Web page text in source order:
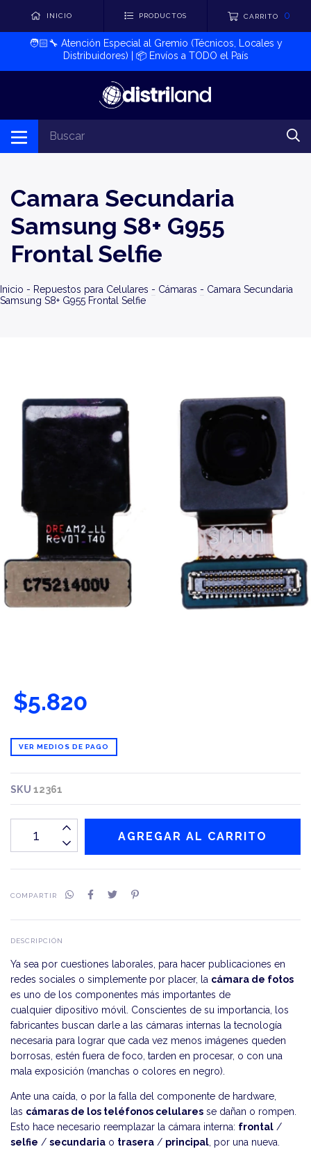
INICIO PRODUCTOS CARRITO 0
🧑🏻‍🔧​ Atención Especial al Gremio (Técnicos, Locales y
Distribuidores) | 📦​ Envíos a TODO el País
Camara Secundaria
Samsung S8+ G955
Frontal Selfie
Inicio - Repuestos para Celulares - Cámaras - Camara Secundaria
Samsung S8+ G955 Frontal Selfie
$5.820
VER MEDIOS DE PAGO
SKU12361
COMPARTIR
DESCRIPCIÓN
Ya sea por cuestiones laborales, para hacer publicaciones en
redes sociales o simplemente por placer, la cámara de fotos
es uno de los componentes más importantes de
cualquier dipositivo móvil. Conscientes de su importancia, los
fabricantes buscan darle a las cámaras internas la tecnología
necesaria para lograr que cada vez menos imágenes queden
borrosas, estén fuera de foco, tarden en procesar, o con una
mala exposición (manchas o colores en negro).
Ante una caída, o por la falla del componente de hardware,
las cámaras de los teléfonos celulares se dañan o rompen.
Esto hace necesario reemplazar la cámara interna: frontal /
selfie / secundaria o trasera / principal , por una nueva.